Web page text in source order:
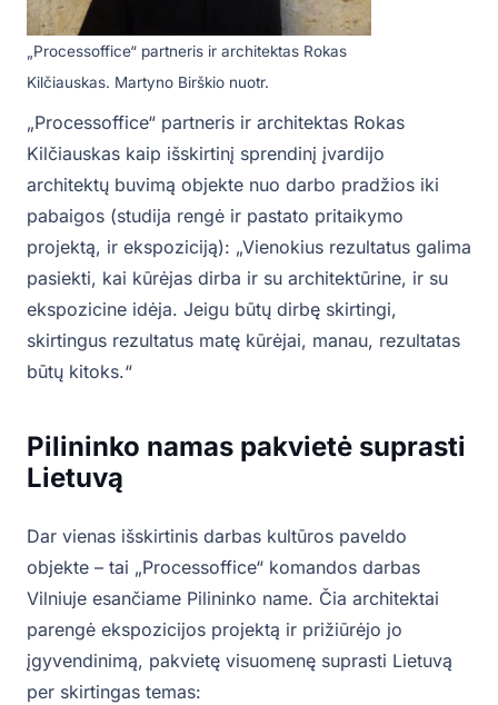
„Processoffice“ partneris ir architektas Rokas
Kilčiauskas. Martyno Birškio nuotr.
„Processoffice“ partneris ir architektas Rokas
Kilčiauskas kaip išskirtinį sprendinį įvardijo
architektų buvimą objekte nuo darbo pradžios iki
pabaigos (studija rengė ir pastato pritaikymo
projektą, ir ekspoziciją): „Vienokius rezultatus galima
pasiekti, kai kūrėjas dirba ir su architektūrine, ir su
ekspozicine idėja. Jeigu būtų dirbę skirtingi,
skirtingus rezultatus matę kūrėjai, manau, rezultatas
būtų kitoks.“
Pilininko namas pakvietė suprasti
Lietuvą
Dar vienas išskirtinis darbas kultūros paveldo
objekte – tai „Processoffice“ komandos darbas
Vilniuje esančiame Pilininko name. Čia architektai
parengė ekspozicijos projektą ir prižiūrėjo jo
įgyvendinimą, pakvietę visuomenę suprasti Lietuvą
per skirtingas temas: